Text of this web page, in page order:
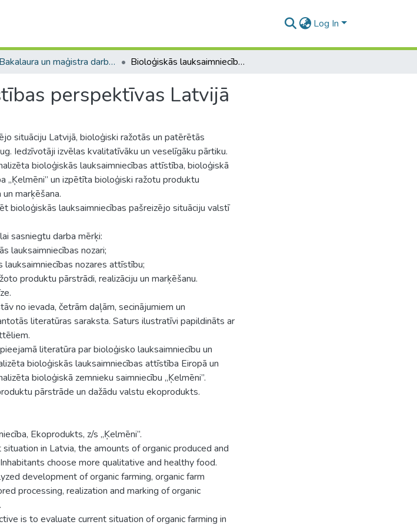
Log In
Bakalaura un maģistra darbi (ESZF) / Bachelor's and Master's theses Bioloģiskās lauksaimniecības attīstības perspektīvas Latvijā
perspektīvas Latvijā
situāciju Latvijā, bioloģiski ražotās un patērētās
Iedzīvotāji izvēlas kvalitatīvāku un veselīgāku pārtiku.
bioloģiskās lauksaimniecības attīstība, bioloģiskā
„Ķelmēni” un izpētīta bioloģiski ražotu produktu
marķēšana.
bioloģiskās lauksaimniecības pašreizējo situāciju valstī
sasniegtu darba mērķi:
lauksaimniecības nozari;
lauksaimniecības nozares attīstību;
produktu pārstrādi, realizāciju un marķēšanu.
no ievada, četrām daļām, secinājumiem un
literatūras saraksta. Saturs ilustratīvi papildināts ar
literatūra par bioloģisko lauksaimniecību un
bioloģiskās lauksaimniecības attīstība Eiropā un
bioloģiskā zemnieku saimniecību „Ķelmēni”.
pārstrāde un dažādu valstu ekoprodukts.
Ekoprodukts, z/s „Ķelmēni”.
in Latvia, the amounts of organic produced and
choose more qualitative and healthy food.
development of organic farming, organic farm
processing, realization and marking of organic
is to evaluate current situation of organic farming in